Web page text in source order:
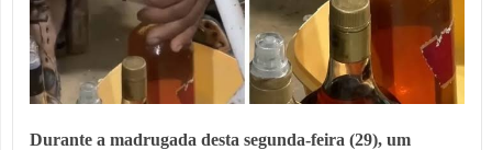
Durante a madrugada desta segunda-feira (29), um